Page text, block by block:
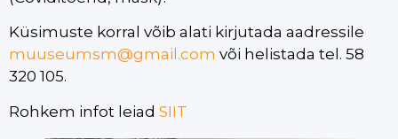
Küsimuste korral võib alati kirjutada aadressile
muuseumsm@gmail.com või helistada tel. 58
320 105.
Rohkem infot leiad SIIT